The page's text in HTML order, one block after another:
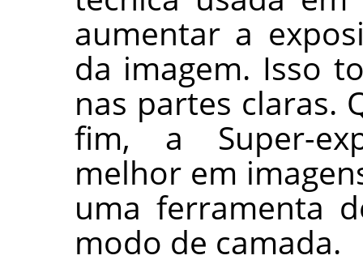
aumentar a
da imagem. Isso
nas partes claras.
fim, a Super-
melhor em
uma ferramenta
modo de camada.